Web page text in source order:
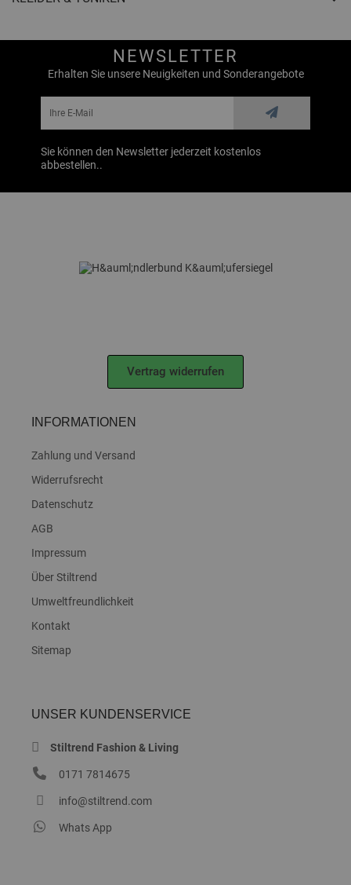
NEWSLETTER
Erhalten Sie unsere Neuigkeiten und Sonderangebote
Sie können den Newsletter jederzeit kostenlos
abbestellen..
Vertrag widerrufen
INFORMATIONEN
Zahlung und Versand
Widerrufsrecht
Datenschutz
AGB
Impressum
Über Stiltrend
Umweltfreundlichkeit
Kontakt
Sitemap
UNSER KUNDENSERVICE
Stiltrend Fashion & Living
0171 7814675
info@stiltrend.com
Whats App